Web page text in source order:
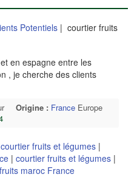
Potentiels| courtier fruits
en espagne entre les
, je cherche des clients
Origine : France Europe
courtier fruits et légumes |
| courtier fruits et légumes |
maroc France